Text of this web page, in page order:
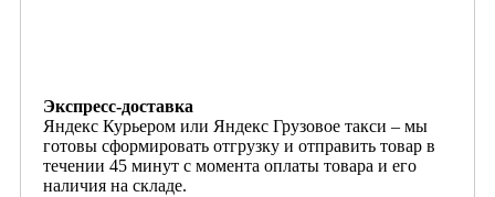
Экспресс-доставка
Яндекс Курьером или Яндекс Грузовое такси – мы
готовы сформировать отгрузку и отправить товар в
течении 45 минут с момента оплаты товара и его
наличия на складе.